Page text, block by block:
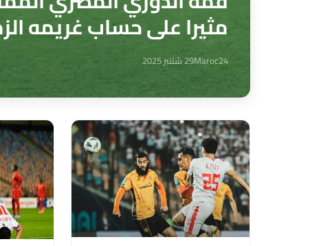
مثيرا على حساب غريمه
Maroc2429 شتنبر 2025